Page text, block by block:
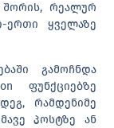
შორის, რეალურ
ყველაზე
გამოჩნდა
ფუნქციებზე
რამდენიმე
პოსტზე ან